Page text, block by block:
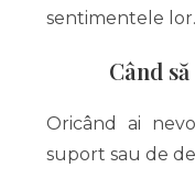
sentimentele lor.
Când
Oricând ai
suport sau de